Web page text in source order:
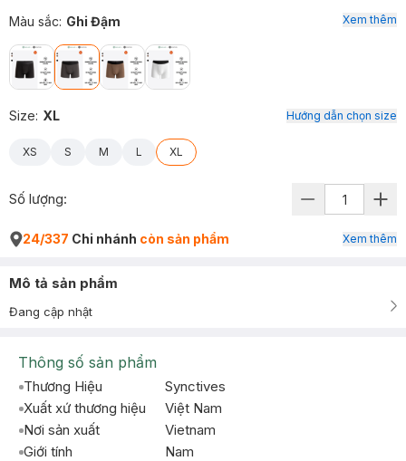
Màu sắc: Ghi Đậm
Size: XL Hướng dẫn chọn size
XS S M L XL
Xem thêm
Số lượng:
24/337 Chi nhánh còn sản phẩm Xem thêm
Mô tả sản phẩm
Đang cập nhật
Thông số sản phẩm
Thương Hiệu
Synctives
Xuất xứ thương hiệu
Việt Nam
Nơi sản xuất
Vietnam
Giới tính
Nam